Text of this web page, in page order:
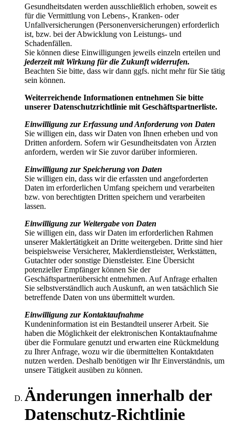
Gesundheitsdaten werden ausschließlich erhoben, soweit es
für die Vermittlung von Lebens-, Kranken- oder
Unfallversicherungen (Personenversicherungen) erforderlich
ist, bzw. bei der Abwicklung von Leistungs- und
Schadenfällen.
Sie können diese Einwilligungen jeweils einzeln erteilen und
jederzeit mit Wirkung für die Zukunft widerrufen.
Beachten Sie bitte, dass wir dann ggfs. nicht mehr für Sie tätig
sein können.
Weiterreichende Informationen entnehmen Sie bitte
unserer Datenschutzrichtlinie mit Geschäftspartnerliste.
Einwilligung zur Erfassung und Anforderung von Daten
Sie willigen ein, dass wir Daten von Ihnen erheben und von
Dritten anfordern. Sofern wir Gesundheitsdaten von Ärzten
anfordern, werden wir Sie zuvor darüber informieren.
Einwilligung zur Speicherung von Daten
Sie willigen ein, dass wir die erfassten und angeforderten
Daten im erforderlichen Umfang speichern und verarbeiten
bzw. von berechtigten Dritten speichern und verarbeiten
lassen.
Einwilligung zur Weitergabe von Daten
Sie willigen ein, dass wir Daten im erforderlichen Rahmen
unserer Maklertätigkeit an Dritte weitergeben. Dritte sind hier
beispielsweise Versicherer, Maklerdienstleister, Werkstätten,
Gutachter oder sonstige Dienstleister. Eine Übersicht
potenzieller Empfänger können Sie der
Geschäftspartnerübersicht entnehmen. Auf Anfrage erhalten
Sie selbstverständlich auch Auskunft, an wen tatsächlich Sie
betreffende Daten von uns übermittelt wurden.
Einwilligung zur Kontaktaufnahme
Kundeninformation ist ein Bestandteil unserer Arbeit. Sie
haben die Möglichkeit der elektronischen Kontaktaufnahme
über die Formulare genutzt und erwarten eine Rückmeldung
zu Ihrer Anfrage, wozu wir die übermittelten Kontaktdaten
nutzen werden. Deshalb benötigen wir Ihr Einverständnis, um
unsere Tätigkeit ausüben zu können.
Änderungen innerhalb der
Datenschutz-Richtlinie